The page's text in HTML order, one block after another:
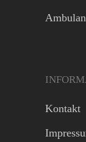
Kontakt